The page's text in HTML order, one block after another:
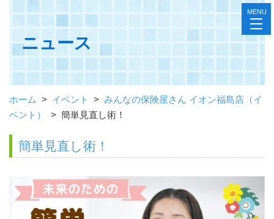
ニュース
ホーム > イベント > みんなの保険屋さん イオン福島店（イ
ベント）
> 簡単見直し術！
簡単見直し術！
MENU